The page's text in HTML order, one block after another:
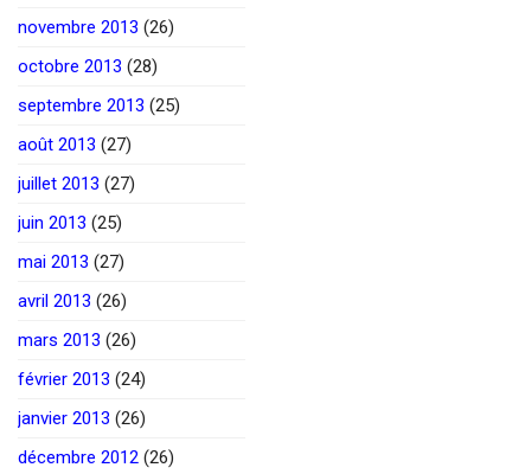
novembre 2013 (26)
octobre 2013 (28)
septembre 2013 (25)
août 2013 (27)
juillet 2013 (27)
juin 2013 (25)
mai 2013 (27)
avril 2013 (26)
mars 2013 (26)
février 2013 (24)
janvier 2013 (26)
décembre 2012 (26)